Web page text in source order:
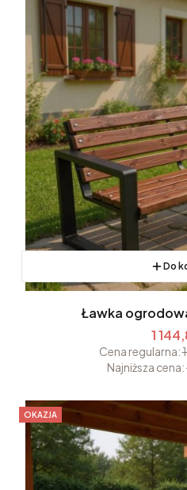
Do
Ławka
1
Cena regularna:
Najniższa cena:
OKAZJA